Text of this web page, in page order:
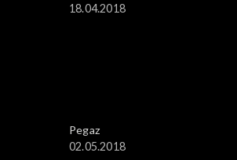
18.04.2018
Pegaz
02.05.2018